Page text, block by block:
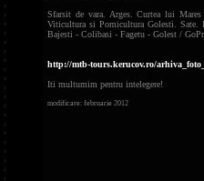
Sfarsit de vara. Arges. Curtea lui
Viticultura si Pomicultura Golesti. Sate.
Bajesti - Colibasi - Fagetu - Golest /
http://mtb-tours.kerucov.ro/
Iti multumim pentru intelegere!
modificare: februarie 2012